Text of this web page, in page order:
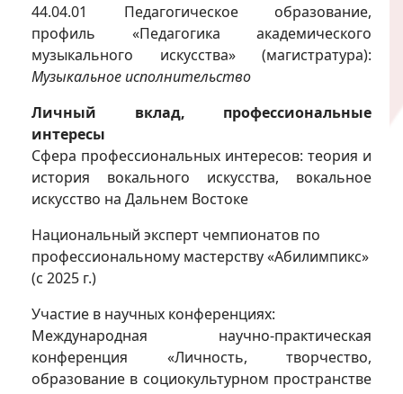
44.04.01 Педагогическое образование,
профиль «Педагогика академического
музыкального искусства» (магистратура):
Музыкальное исполнительство
Личный вклад, профессиональные
интересы
Сфера профессиональных интересов: теория и
история вокального искусства, вокальное
искусство на Дальнем Востоке
Национальный эксперт чемпионатов по
профессиональному мастерству «Абилимпикс»
(с 2025 г.)
Участие в научных конференциях:
Международная научно-практическая
конференция «Личность, творчество,
образование в социокультурном пространстве